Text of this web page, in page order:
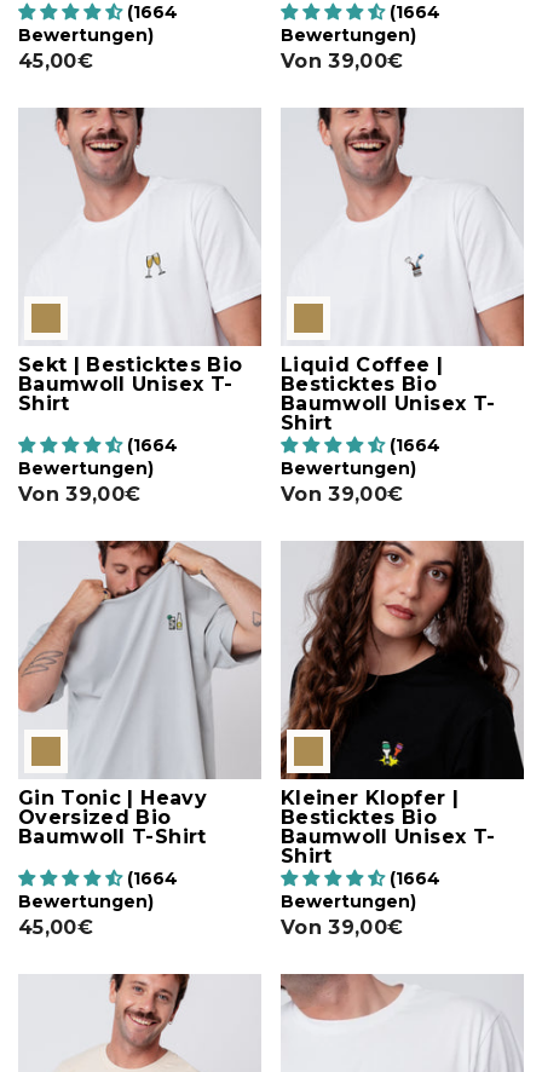
(1664
Bewertungen)
45,00€
(1664
Bewertungen)
Von 39,00€
Sekt | Besticktes Bio
Baumwoll Unisex T-
Shirt
(1664
Bewertungen)
Von 39,00€
Liquid Coffee |
Besticktes Bio
Baumwoll Unisex T-
Shirt
(1664
Bewertungen)
Von 39,00€
Gin Tonic | Heavy
Oversized Bio
Baumwoll T-Shirt
(1664
Bewertungen)
45,00€
Kleiner Klopfer |
Besticktes Bio
Baumwoll Unisex T-
Shirt
(1664
Bewertungen)
Von 39,00€